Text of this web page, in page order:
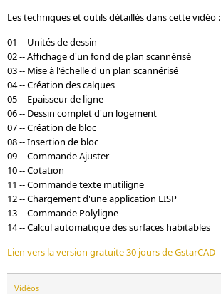
Les techniques et outils détaillés dans cette vidéo :
01 -- Unités de dessin
02 -- Affichage d'un fond de plan scannérisé
03 -- Mise à l'échelle d'un plan scannérisé
04 -- Création des calques
05 -- Epaisseur de ligne
06 -- Dessin complet d'un logement
07 -- Création de bloc
08 -- Insertion de bloc
09 -- Commande Ajuster
10 -- Cotation
11 -- Commande texte mutiligne
12 -- Chargement d'une application LISP
13 -- Commande Polyligne
14 -- Calcul automatique des surfaces habitables
Lien vers la version gratuite 30 jours de GstarCAD
Vidéos